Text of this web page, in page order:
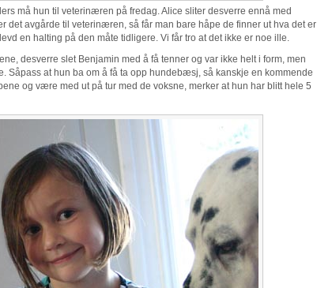
må hun til veterinæren på fredag. Alice sliter desverre ennå med
det avgårde til veterinæren, så får man bare håpe de finner ut hva det er
en halting på den måte tidligere. Vi får tro at det ikke er noe ille.
desverre slet Benjamin med å få tenner og var ikke helt i form, men
Såpass at hun ba om å få ta opp hundebæsj, så kanskje en kommende
og være med ut på tur med de voksne, merker at hun har blitt hele 5